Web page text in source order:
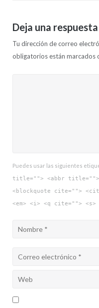
Deja una respuesta
Tu dirección de correo
obligatorios están marcados
Puedes usar las siguientes
title=""> <abbr title="">
<blockquote cite="">
<em> <i> <q cite="">